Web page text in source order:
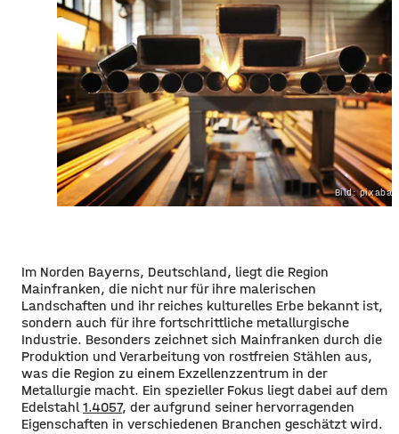
Bild:
Im Norden Bayerns, Deutschland, liegt die Region
Mainfranken, die nicht nur für ihre malerischen
Landschaften und ihr reiches kulturelles Erbe bekannt ist,
sondern auch für ihre fortschrittliche metallurgische
Industrie. Besonders zeichnet sich Mainfranken durch die
Produktion und Verarbeitung von rostfreien Stählen aus,
was die Region zu einem Exzellenzzentrum in der
Metallurgie macht. Ein spezieller Fokus liegt dabei auf dem
Edelstahl 1.4057, der aufgrund seiner hervorragenden
Eigenschaften in verschiedenen Branchen geschätzt wird.